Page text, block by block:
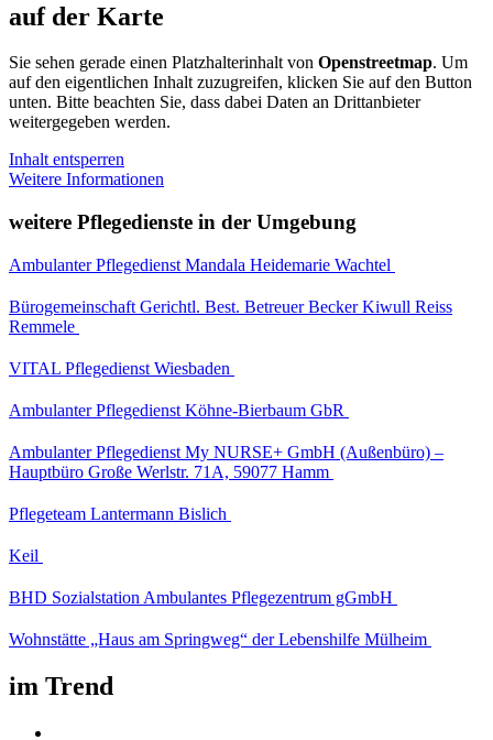
auf der Karte
Sie sehen gerade einen Platzhalterinhalt von Openstreetmap. Um
auf den eigentlichen Inhalt zuzugreifen, klicken Sie auf den Button
unten. Bitte beachten Sie, dass dabei Daten an Drittanbieter
weitergegeben werden.
Inhalt entsperren
Weitere Informationen
weitere Pflegedienste in der Umgebung
Ambulanter Pflegedienst Mandala Heidemarie Wachtel
Bürogemeinschaft Gerichtl. Best. Betreuer Becker Kiwull Reiss
Remmele
VITAL Pflegedienst Wiesbaden
Ambulanter Pflegedienst Köhne-Bierbaum GbR
Ambulanter Pflegedienst My NURSE+ GmbH (Außenbüro) –
Hauptbüro Große Werlstr. 71A, 59077 Hamm
Pflegeteam Lantermann Bislich
Keil
BHD Sozialstation Ambulantes Pflegezentrum gGmbH
Wohnstätte „Haus am Springweg“ der Lebenshilfe Mülheim
im Trend